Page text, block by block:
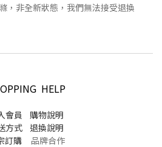
，非全新狀態，我們無法接受退換
HELP
會員
購物說明
方式
退換說明
訂購品牌合作